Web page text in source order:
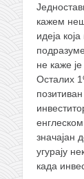
кажем
идеја
не каже
Осталих
значајан
угурају
када